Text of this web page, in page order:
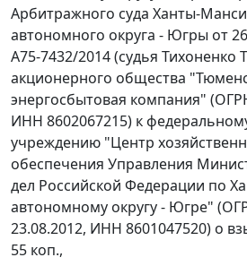
Арбитражного суда Ханты-
автономного округа - Югры от
А75-7432/2014 (судья Тихоненко
акционерного общества
энергосбытовая компания"
ИНН 8602067215) к
учреждению "Центр
обеспечения Управления
дел Российской Федерации по
автономному округу - Югре"
23.08.2012, ИНН 8601047520) о
55 коп.,